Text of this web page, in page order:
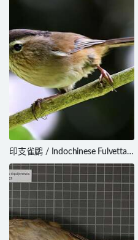
印支雀鹛 / Indochinese Fulvetta /
Fulvetta danisi